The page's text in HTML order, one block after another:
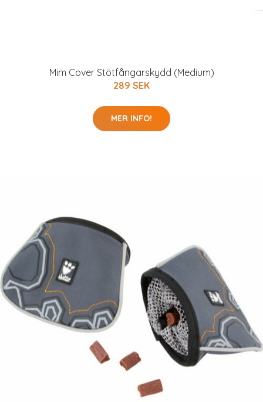
Mim Cover Stötfångarskydd (Medium)
289 SEK
MER INFO!